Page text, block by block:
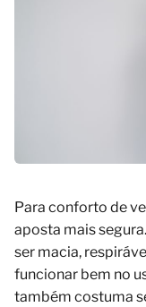
Para conforto de
aposta mais
ser macia,
funcionar bem no
também costuma